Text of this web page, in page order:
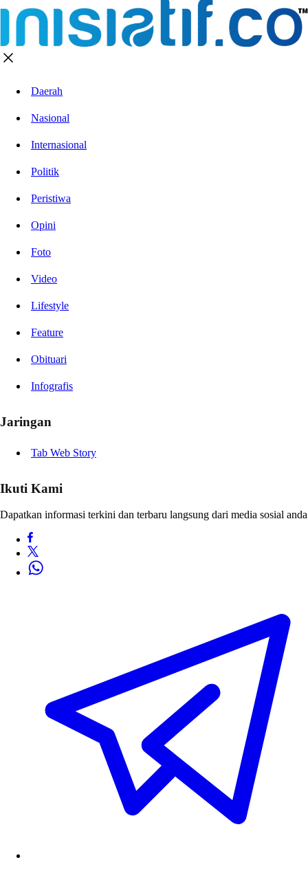
Daerah
Nasional
Internasional
Politik
Peristiwa
Opini
Foto
Video
Lifestyle
Feature
Obituari
Infografis
Jaringan
Tab Web Story
Ikuti Kami
Dapatkan informasi terkini dan terbaru langsung dari media sosial anda